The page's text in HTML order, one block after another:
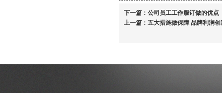
下一篇： 公司员工工作服订做的优点
上一篇： 五大措施做保障 品牌利润创